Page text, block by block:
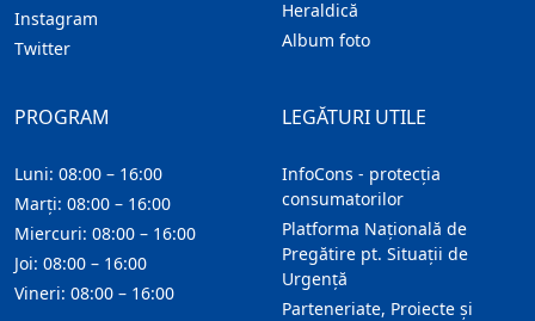
Instagram
Twitter
Heraldică
Album foto
LEGĂTURI UTILE
InfoCons - protecția
consumatorilor
Platforma Națională de
Pregătire pt. Situații de
Urgență
Parteneriate, Proiecte și
PROGRAM
Luni: 08:00 – 16:00
Marți: 08:00 – 16:00
Miercuri: 08:00 – 16:00
Joi: 08:00 – 16:00
Vineri: 08:00 – 16:00